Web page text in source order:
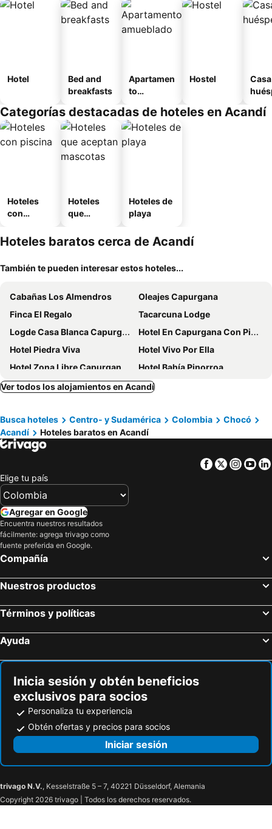
Hotel
Bed and
breakfasts
Apartamen
to
o
Hostel
Categorías destacadas de hoteles en Acandí
Hoteles
con
Hoteles
que
mascotas
Hoteles de
playa
Hoteles baratos cerca de Acandí
También te pueden interesar estos hoteles...
Cabañas Los Almendros
Oleajes Capurgana
Finca El Regalo
Tacarcuna Lodge
Logde Casa Blanca Capurgana
Hotel En Capurgana Con Piscina Y Desayuno
Hotel Piedra Viva
Hotel Vivo Por Ella
Hotel Zona Libre Capurgana - Cerca A La Playa Y El Muelle
Hotel Bahía Pinorroa
Hotel Mares Capurganá
Hotel Manglares
Miramar
Sol Y Luna Capurgana
Nautilos Capurganá
Posada Del Gecko
Ibedi Al Natural
Miramar Capurgana Playa
Sol Y Luna
Bahia Lodge
Hostal Patio Bonito
Ver todos los alojamientos en Acandí
Busca hoteles Centro- y Sudamérica Colombia
Chocó
Acandí
Hoteles baratos en Acandí
Facebook
Twitter
Elige tu país
Agregar en Google
Encuentra nuestros resultados
fácilmente: agrega trivago como
fuente preferida en Google.
Compañía
Nuestros productos
Términos y políticas
Ayuda
Inicia sesión y obtén beneficios
exclusivos para socios
Personaliza tu experiencia
Obtén ofertas y precios para socios
Iniciar sesión
trivago N.V., Kesselstraße 5 – 7, 40221 Düsseldorf, Alemania
Copyright 2026 trivago | Todos los derechos reservados.